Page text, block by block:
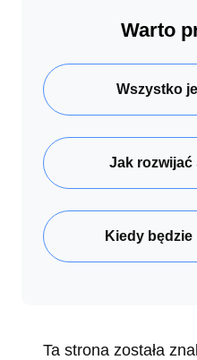
Warto
Wszystko
Jak
Kiedy
Ta strona została